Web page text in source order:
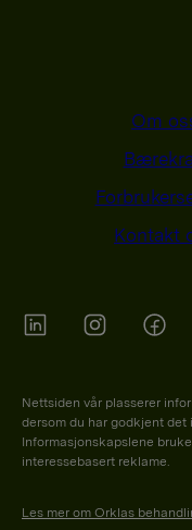
Om
Kontakt
Nettsiden vår plasserer
dersom du har godkjent
Informasjonskapslene
interessebasert reklame.
Les mer om Orklas